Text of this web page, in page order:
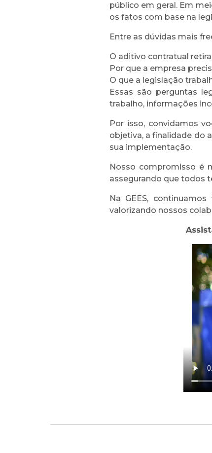
público em geral. Em
os fatos com base na
Entre as dúvidas mais
O aditivo contratual
Por que a empresa
O que a legislação
Essas são perguntas
trabalho, informações
Por isso, convidamos
objetiva, a finalidade do
sua implementação.
Nosso compromisso é
assegurando que todos
Na GEES,
valorizando nossos